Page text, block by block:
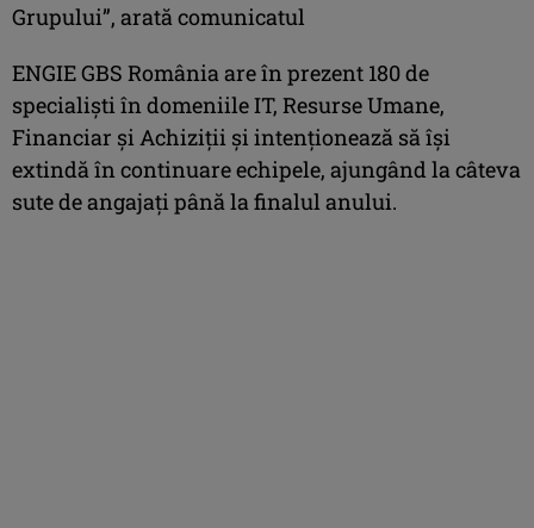
Grupului”, arată comunicatul
ENGIE GBS România are în prezent 180 de
specialiști în domeniile IT, Resurse Umane,
Financiar și Achiziții și intenționează să își
extindă în continuare echipele, ajungând la câteva
sute de angajați până la finalul anului.